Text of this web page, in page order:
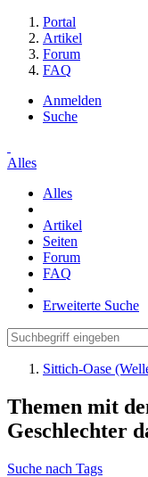
Portal
Artikel
Forum
FAQ
Anmelden
Suche
Alles
Alles
Artikel
Seiten
Forum
FAQ
Erweiterte Suche
Sittich-Oase
Themen mit
Geschlechter
Suche nach Tags